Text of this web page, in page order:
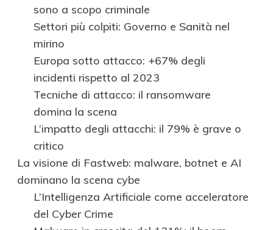
sono a scopo criminale
Settori più colpiti: Governo e Sanità nel
mirino
Europa sotto attacco: +67% degli
incidenti rispetto al 2023
Tecniche di attacco: il ransomware
domina la scena
L’impatto degli attacchi: il 79% è grave o
critico
La visione di Fastweb: malware, botnet e AI
dominano la scena cybe
L’Intelligenza Artificiale come acceleratore
del Cyber Crime